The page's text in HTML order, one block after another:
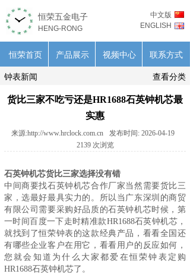
中文版
ENGLISH
恒荣五金电子
HENG-RONG
恒荣首页 产品展示 视频中心 联系方式
查看分类
钟表新闻
货比三家不吃亏还是HR1688石英钟机芯最
实惠
来源:http://www.hrclock.com.cn 发布时间: 2026-04-19
2139 次浏览
石英钟机芯货比三家选择没有错
中间商要找石英钟机芯合作厂家当然需要货比三
家，选最好最具实力的。所以当广东深圳的商贸
有限公司需要采购好品质的石英钟机芯时候，第
一时间百度一下走时精准款HR1688石英钟机芯，
就找到了恒荣钟表的这款经典产品，看看全国还
有哪些企业客户在用它，看看用户的反应如何，
您就会知道为什么大家都爱在恒荣钟表定购
HR1688石英钟机芯了。